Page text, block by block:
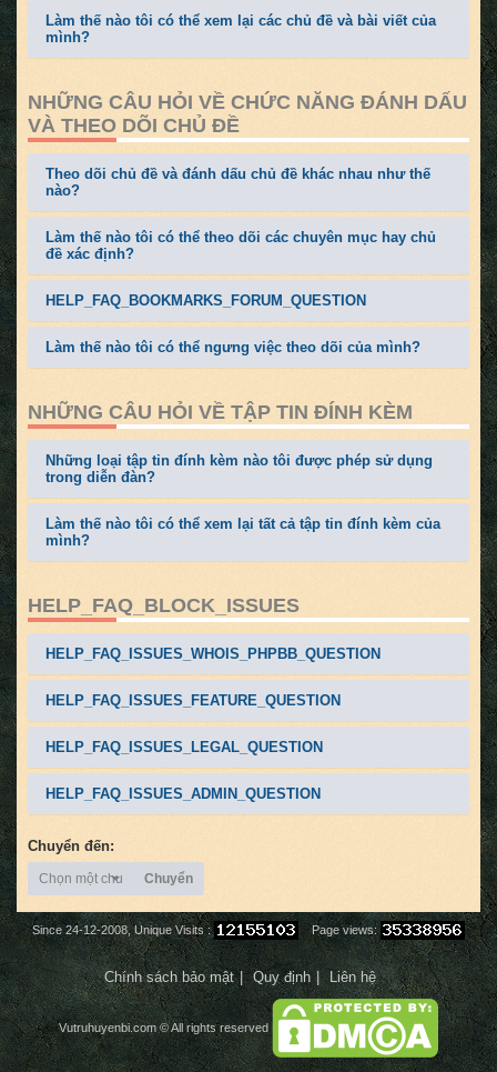
Làm thế nào tôi có thể xem lại các chủ đề và bài viết của
mình?
NHỮNG CÂU HỎI VỀ CHỨC NĂNG ĐÁNH DẤU
VÀ THEO DÕI CHỦ ĐỀ
Theo dõi chủ đề và đánh dấu chủ đề khác nhau như thế
nào?
Làm thế nào tôi có thể theo dõi các chuyên mục hay chủ
đề xác định?
HELP_FAQ_BOOKMARKS_FORUM_QUESTION
Làm thế nào tôi có thể ngưng việc theo dõi của mình?
NHỮNG CÂU HỎI VỀ TẬP TIN ĐÍNH KÈM
Những loại tập tin đính kèm nào tôi được phép sử dụng
trong diễn đàn?
Làm thế nào tôi có thể xem lại tất cả tập tin đính kèm của
mình?
HELP_FAQ_BLOCK_ISSUES
HELP_FAQ_ISSUES_WHOIS_PHPBB_QUESTION
HELP_FAQ_ISSUES_FEATURE_QUESTION
HELP_FAQ_ISSUES_LEGAL_QUESTION
HELP_FAQ_ISSUES_ADMIN_QUESTION
Chuyển đến:
Chọn một chuyên mục
Chuyển
Since 24-12-2008, Unique Visits : Page views:
Chính sách bảo mật Quy định Liên hệ
Vutruhuyenbi.com © All rights reserved